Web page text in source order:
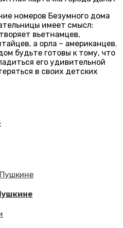
номеров Безумного дома
имеет смысл:
вьетнамцев,
а орла – американцев.
будьте готовы к тому, что
его удивительной
в своих детских